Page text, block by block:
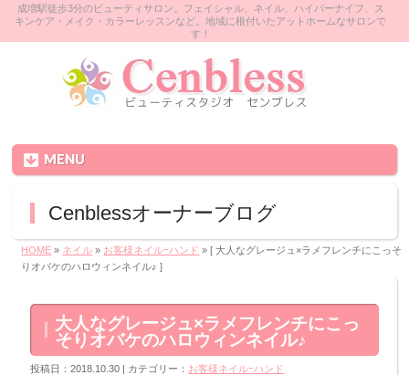
成増駅徒歩3分のビューティサロン。フェイシャル、ネイル、ハイパーナイフ、ス
キンケア・メイク・カラーレッスンなど。地域に根付いたアットホームなサロンで
す！
MENU
Cenblessオーナーブログ
HOME » ネイル » お客様ネイルｰハンド » [ 大人なグレージュ×ラメフレンチにこっそ
りオバケのハロウィンネイル♪ ]
大人なグレージュ×ラメフレンチにこっ
そりオバケのハロウィンネイル♪
投稿日：2018.10.30 | カテゴリー： お客様ネイルｰハンド